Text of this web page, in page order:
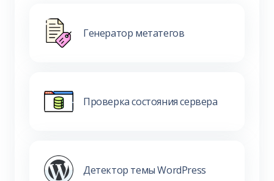
Генератор метатегов
Проверка состояния сервера
Детектор темы WordPress